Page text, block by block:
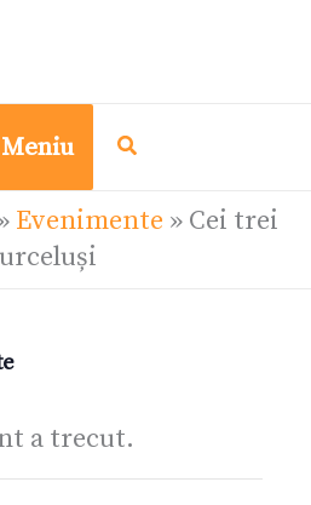
Meniu
Evenimente » Cei trei
a trecut.